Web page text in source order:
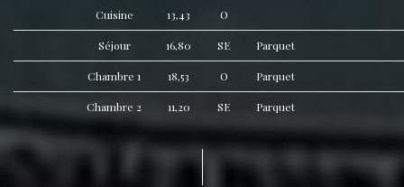
Cuisine 13,43 O
Séjour 16,80 SE Parquet
Chambre 1 18,53 O Parquet
Chambre 2 11,20 SE Parquet